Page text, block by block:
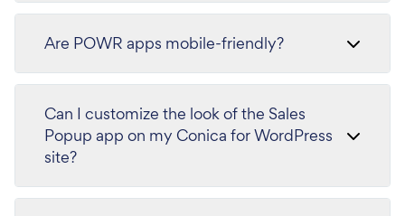
Are POWR apps mobile-friendly?
Can I customize the look of the Sales
Popup app on my Conica for WordPress
site?